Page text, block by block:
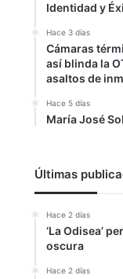
Identidad y
Hace 3 días
Cámaras
así blinda la
asaltos de
Hace 5 días
María José
Últimas
Hace 2 días
‘La Odisea’
oscura
Hace 2 días